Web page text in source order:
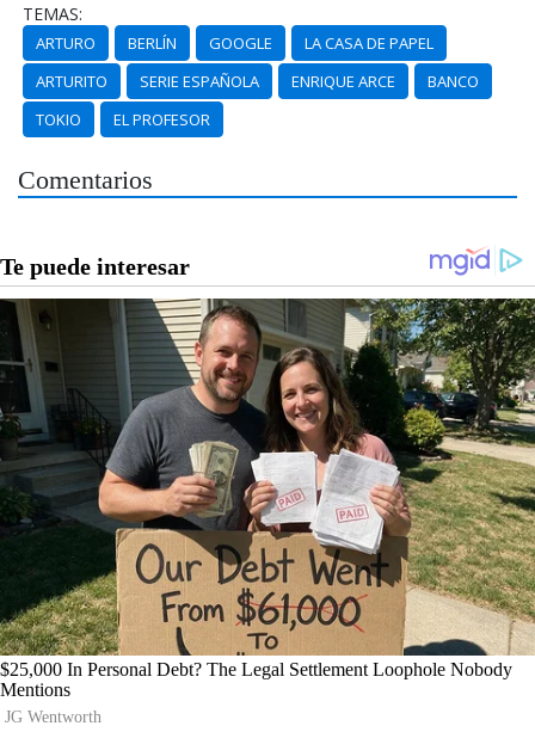
TEMAS:
ARTURO BERLÍN GOOGLE
LA CASA DE PAPEL
ARTURITO
SERIE ESPAÑOLA ENRIQUE ARCE
BANCO
TOKIO
EL PROFESOR
Comentarios